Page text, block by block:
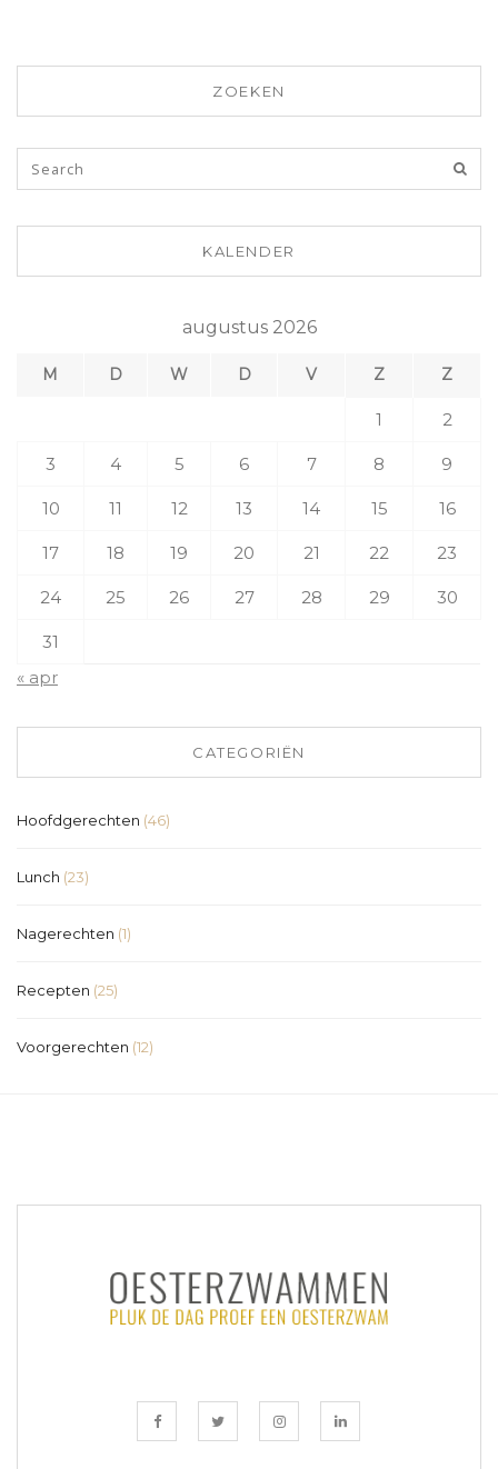
ZOEKEN
KALENDER
augustus 2026
M D W D V Z Z
1 2
3 4 5 6 7 8 9
10 11 12 13 14 15 16
17 18 19 20 21 22 23
24 25 26 27 28 29 30
31
« apr
CATEGORIËN
Hoofdgerechten (46)
Lunch (23)
Nagerechten (1)
Recepten (25)
Voorgerechten (12)